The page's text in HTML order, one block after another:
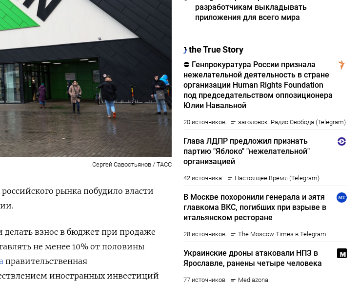
Сергей Савостьянов / ТАСС
рынка побудило власти
взнос в бюджет при продаже
не менее 10% от половины
правительственная
иностранных инвестиций
разработчикам выкладывать
приложения для всего мира